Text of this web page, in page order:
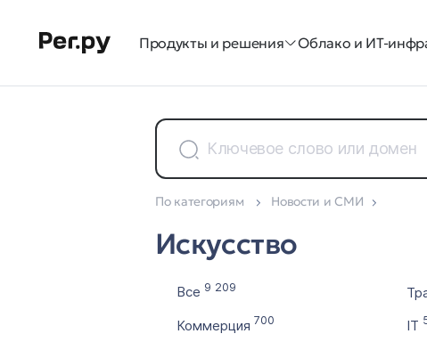
Продукты и решения Облако и ИТ-
Доменные зоны
Все 35
По категориям Новости и СМИ
Искусство
Все 9 209
Коммерция 700 IT